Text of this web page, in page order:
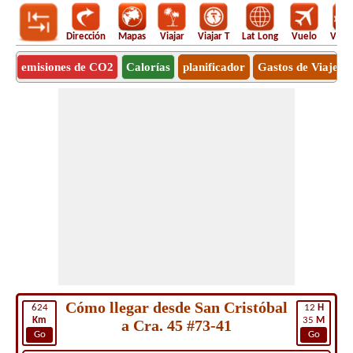
Dirección Mapas Viajar Viajar T Lat Long Vuelo
emisiones de CO2 Calorías planificador Gastos de Viaje
624
Km
Go
12 H
35 M
Go
Cómo llegar desde San Cristóbal
a Cra. 45 #73-41